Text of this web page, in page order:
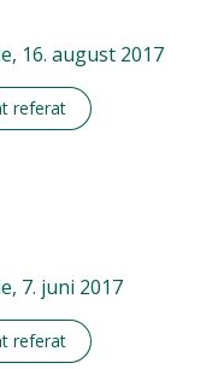
16. august 2017
referat
7. juni 2017
referat